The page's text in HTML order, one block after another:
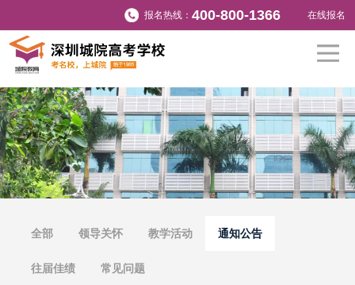
在线报名
报名热线：
全部 领导关怀 教学活动 通知公告
往届佳绩 常见问题